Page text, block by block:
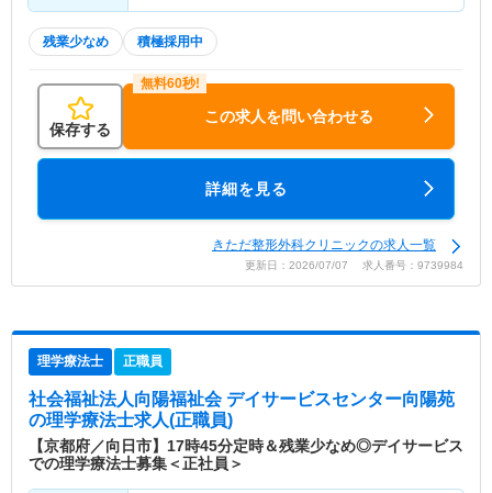
残業少なめ 積極採用中
保存する
この求人を問い合わせる
詳細を見る
きただ整形外科クリニックの求人一覧
更新日：2026/07/07 求人番号：9739984
理学療法士 正職員
社会福祉法人向陽福祉会 デイサービスセンター向陽苑
の理学療法士求人(正職員)
【京都府／向日市】17時45分定時＆残業少なめ◎デイサービス
での理学療法士募集＜正社員＞